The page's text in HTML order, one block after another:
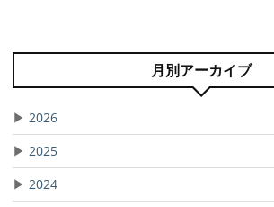
月別アーカイブ
▶ 2026
▶ 2025
▶ 2024